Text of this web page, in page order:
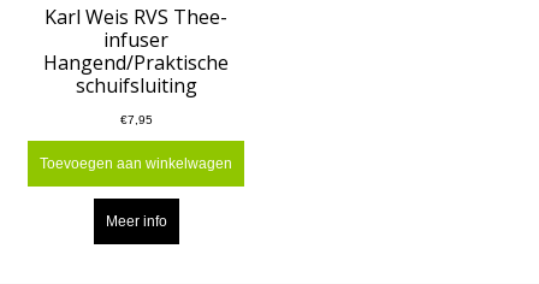
Karl Weis RVS Thee-
infuser
Hangend/Praktische
schuifsluiting
€7,95
Toevoegen aan winkelwagen
Meer info